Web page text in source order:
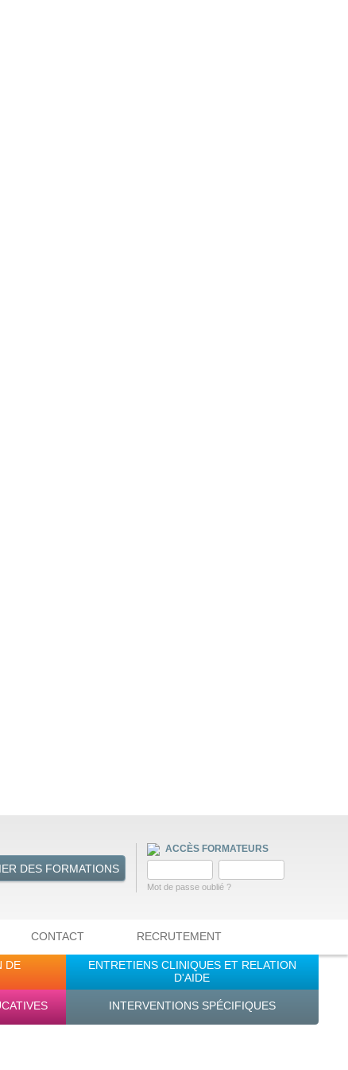
DES FORMATIONS
ACCÈS FORMATEURS
Mot de passe oublié ?
CONTACT RECRUTEMENT
DE
ENTRETIENS CLINIQUES ET RELATION
D'AIDE
INTERVENTIONS SPÉCIFIQUES